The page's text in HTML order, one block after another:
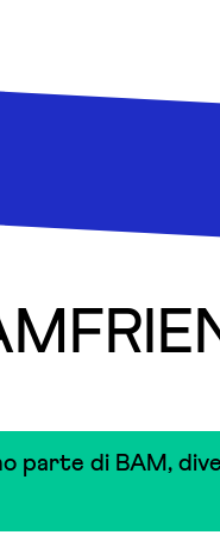
parte di BAM,